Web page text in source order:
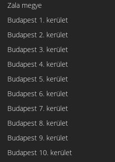
Zala megye
Budapest 1. kerület
Budapest 2. kerület
Budapest 3. kerület
Budapest 4. kerület
Budapest 5. kerület
Budapest 6. kerület
Budapest 7. kerület
Budapest 8. kerület
Budapest 9. kerület
Budapest 10. kerület